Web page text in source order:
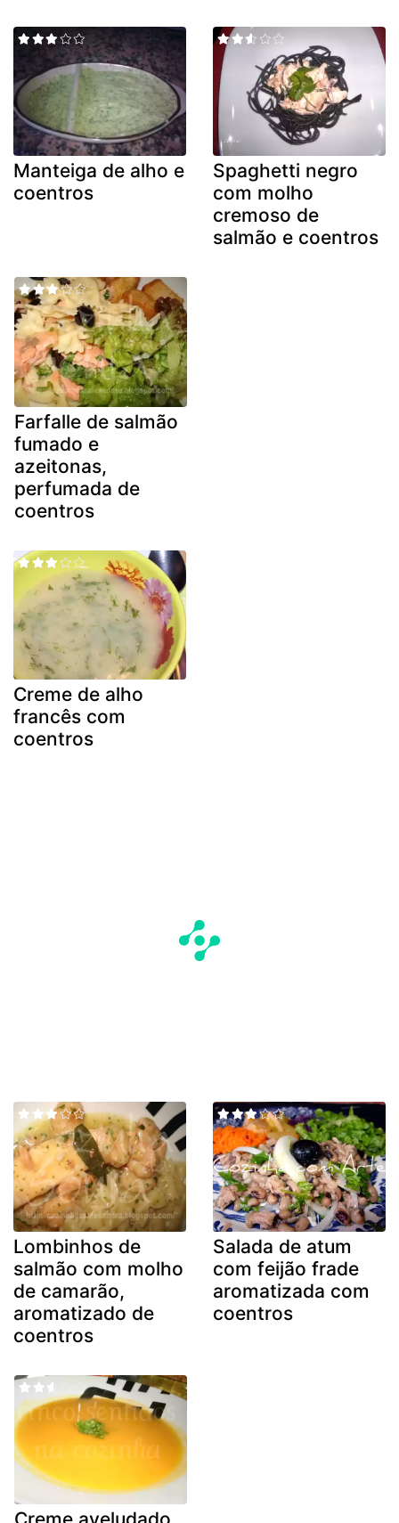
Manteiga de alho e
coentros
Spaghetti negro
com molho
cremoso de
salmão e coentros
Farfalle de salmão
fumado e
azeitonas,
perfumada de
coentros
Creme de alho
francês com
coentros
Lombinhos de
salmão com molho
de camarão,
aromatizado de
coentros
Salada de atum
com feijão frade
aromatizada com
coentros